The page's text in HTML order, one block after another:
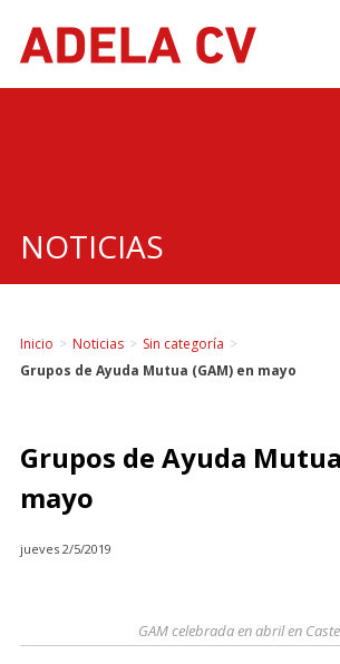
NOTICIAS
Inicio > Noticias > Sin categoría >
Grupos de Ayuda Mutua (GAM) en mayo
Grupos de Ayuda
mayo
jueves 2/5/2019
GAM celebrada en abril en